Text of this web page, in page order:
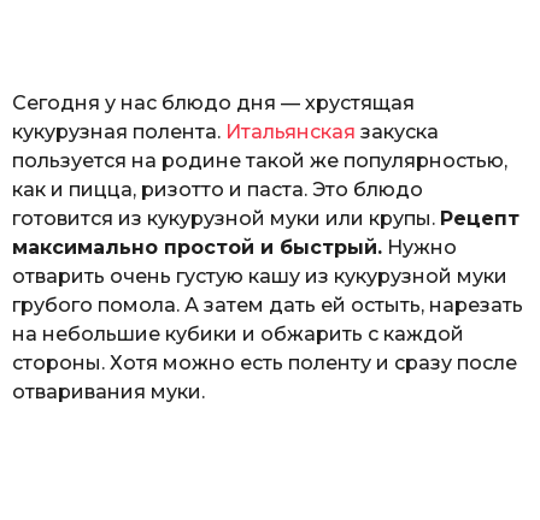
ю
к
Сегодня у нас блюдо дня — хрустящая
кукурузная полента. Итальянская закуска
пользуется на родине такой же популярностью,
как и пицца, ризотто и паста. Это блюдо
готовится из кукурузной муки или крупы. Рецепт
максимально простой и быстрый. Нужно
отварить очень густую кашу из кукурузной муки
грубого помола. А затем дать ей остыть, нарезать
на небольшие кубики и обжарить с каждой
стороны. Хотя можно есть поленту и сразу после
отваривания муки.